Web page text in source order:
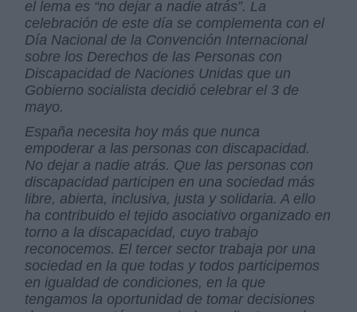
el lema es “no dejar a nadie atrás”. La
celebración de este día se complementa con el
Día Nacional de la Convención Internacional
sobre los Derechos de las Personas con
Discapacidad de Naciones Unidas que un
Gobierno socialista decidió celebrar el 3 de
mayo.
España necesita hoy más que nunca
empoderar a las personas con discapacidad.
No dejar a nadie atrás. Que las personas con
discapacidad participen en una sociedad más
libre, abierta, inclusiva, justa y solidaria. A ello
ha contribuido el tejido asociativo organizado en
torno a la discapacidad, cuyo trabajo
reconocemos. El tercer sector trabaja por una
sociedad en la que todas y todos participemos
en igualdad de condiciones, en la que
tengamos la oportunidad de tomar decisiones